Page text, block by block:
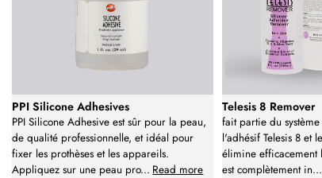
PPI Silicone Adhesives
PPI Silicone Adhesive est sûr pour la peau,
de qualité professionnelle, et idéal pour
fixer les prothèses et les appareils.
Appliquez sur une peau pro... Read more
Telesis 8 Remover
fait partie du
l'adhésif Telesis 8 et
élimine
est complètement in...